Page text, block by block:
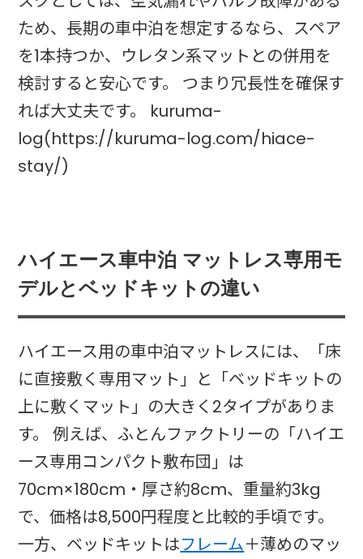
ため、長期の車中泊を想定するなら、スペア
を1本持つか、ウレタン系マットとの併用を
検討すると安心です。 つまり冗長性を確保す
れば大丈夫です。 kuruma-
log(https://kuruma-log.com/hiace-
stay/)
ハイエース車中泊 マットレス専用モ
デルとベッドキットの違い
ハイエース用の車中泊マットレスには、「床
に直接敷く専用マット」と「ベッドキットの
上に敷くマット」の大きく2タイプがありま
す。 例えば、ふとんファクトリーの「ハイエ
ース専用コンパクト敷布団」は
70cm×180cm・厚さ約8cm、重量約3kg
で、価格は8,500円程度と比較的手頃です。
一方、ベッドキットはフレーム＋薄めのマッ